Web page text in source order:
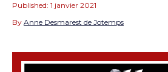
Published: 1 janvier 2021
By Anne Desmarest de Jotemps